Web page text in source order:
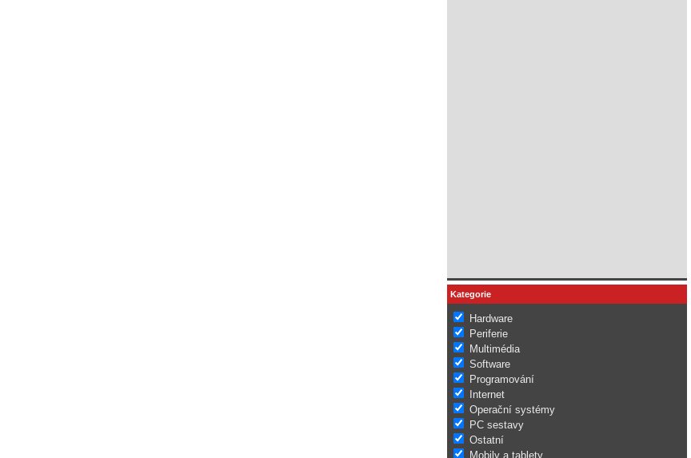
Kategorie
Hardware
Periferie
Multimédia
Software
Programování
Internet
Operační systémy
PC sestavy
Ostatní
Mobily a tablety